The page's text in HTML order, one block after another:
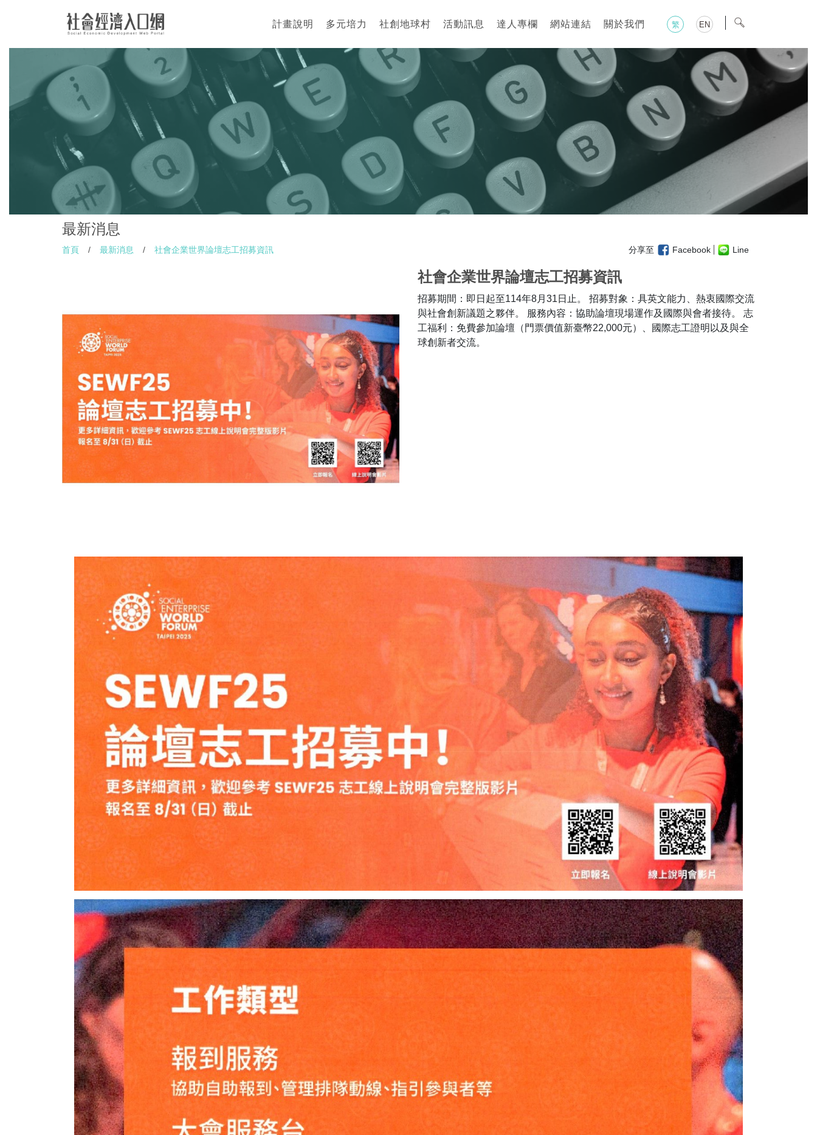
計畫說明 多元培力 社創地球村 活動訊息 達人專欄 網站連結 關於我們 繁 EN
最新消息
首頁 / 最新消息 / 社會企業世界論壇志工招募資訊 分享至 Facebook Line
社會企業世界論壇志工招募資訊
招募期間：即日起至114年8月31日止。 招募對象：具英文能力、熱衷國際交流
與社會創新議題之夥伴。 服務內容：協助論壇現場運作及國際與會者接待。 志
工福利：免費參加論壇（門票價值新臺幣22,000元）、國際志工證明以及與全
球創新者交流。